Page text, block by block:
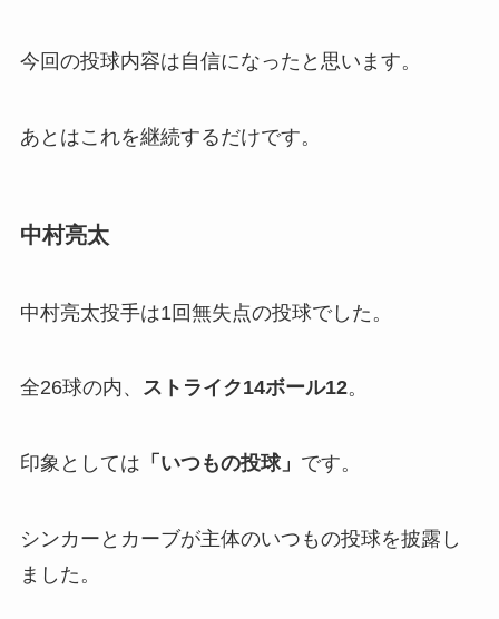
今回の投球内容は自信になったと思います。
あとはこれを継続するだけです。
中村亮太
中村亮太投手は1回無失点の投球でした。
全26球の内、 ストライク14ボール12。
印象としては 「 いつもの投球」 です。
シンカーとカーブが主体のいつもの投球を披露し
ました。